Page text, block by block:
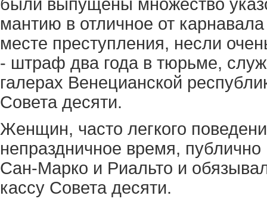
были выпущены множество
мантию в отличное от
месте преступления, несли
- штраф два года в тюрьме,
галерах Венецианской
Совета десяти.
Женщин, часто легкого
непраздничное время,
Сан-Марко и Риальто и
кассу Совета десяти.